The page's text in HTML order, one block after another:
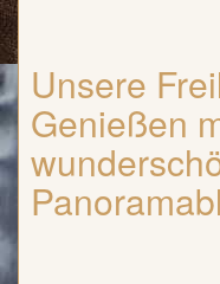
Unsere
Genießen